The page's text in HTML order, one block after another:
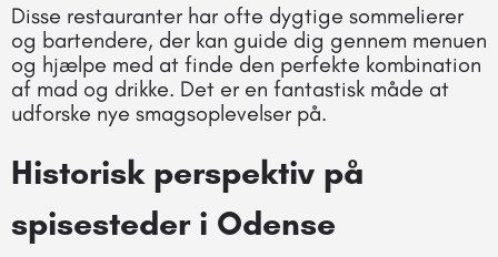
Disse restauranter har ofte dygtige sommelierer
og bartendere, der kan guide dig gennem menuen
og hjælpe med at finde den perfekte kombination
af mad og drikke. Det er en fantastisk måde at
udforske nye smagsoplevelser på.
Historisk perspektiv på
spisesteder i Odense